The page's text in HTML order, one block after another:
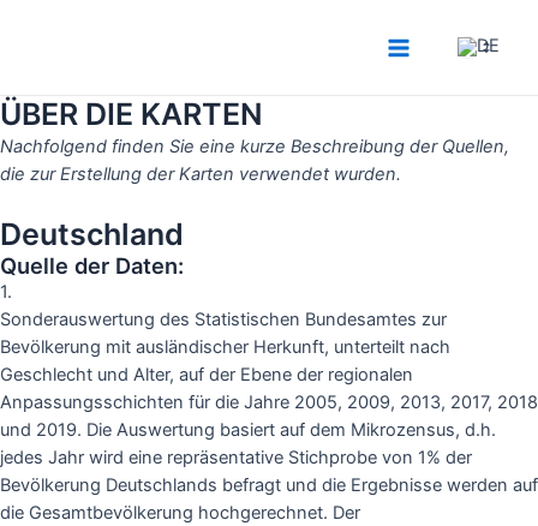
ÜBER DIE KARTEN
Nachfolgend finden Sie eine kurze Beschreibung der Quellen,
die zur Erstellung der Karten verwendet wurden.
Deutschland
Quelle der Daten:
1.
Sonderauswertung des Statistischen Bundesamtes zur
Bevölkerung mit ausländischer Herkunft, unterteilt nach
Geschlecht und Alter, auf der Ebene der regionalen
Anpassungsschichten für die Jahre 2005, 2009, 2013, 2017, 2018
und 2019. Die Auswertung basiert auf dem Mikrozensus, d.h.
jedes Jahr wird eine repräsentative Stichprobe von 1% der
Bevölkerung Deutschlands befragt und die Ergebnisse werden auf
die Gesamtbevölkerung hochgerechnet. Der